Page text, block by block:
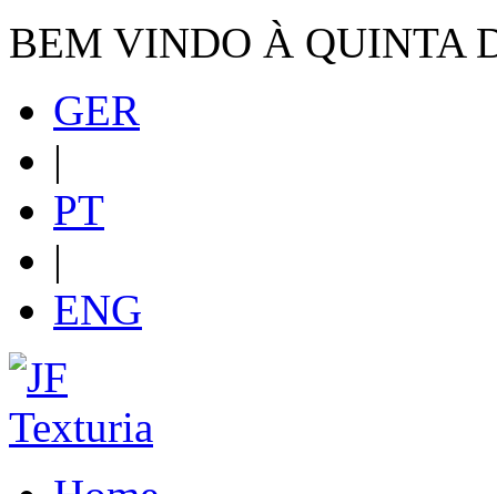
BEM VINDO À QUINTA
GER
|
PT
|
ENG